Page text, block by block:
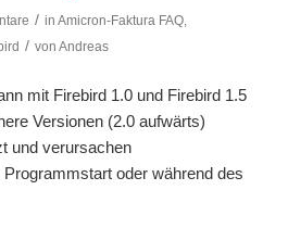
/ in Amicron-Faktura FAQ,
/ von Andreas
mit Firebird 1.0 und Firebird 1.5
Versionen (2.0 aufwärts)
und verursachen
oder während des